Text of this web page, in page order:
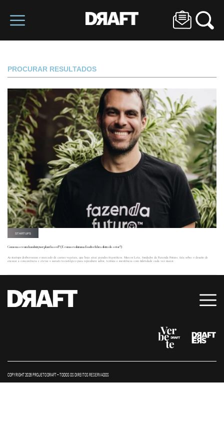
PROCURAR RESULTADOS
STARTUPS
Como nasce um hambúrguer plant based? (E como evolui uma foodtech brasileira do setor?)
As startups desbravaram o mercado de carnes vegetais, que hoje atrai grandes frigoríficos. Marcos Leta, fundador da Fazenda Futuro, fala sobre o desafio de
encarar a concorrência e elevar o sarrafo tecnológico para reproduzir sabor, textura e suculência com fidelidade cada vez maior.
COPYRIGHT 2026 PROJETO DRAFT – TODOS OS DIREITOS RESERVADOS